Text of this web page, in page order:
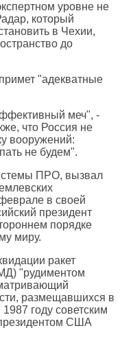
уровне не
который
в Чехии,
до
"адекватные
меч", -
что Россия не
вооружений:
не будем".
ПРО, вызвал
в своей
президент
порядке
миру.
ракет
"рудиментом
размещавшихся в
году советским
США